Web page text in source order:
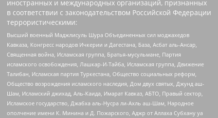
иностранных и международных организаций, признанных
в соответствии с законодательством Российской Федерации
террористическими:
Высший военный Маджлисуль Шура Объединенных сил моджахедов
Кавказа, Конгресс народов Ичкерии и Дагестана, База, Асбат аль-Ансар,
Священная война, Исламская группа, Братья-мусульмане, Партия
исламского освобождения, Лашкар-И-Тайба, Исламская группа, Движение
Талибан, Исламская партия Туркестана, Общество социальных реформ,
Общество возрождения исламского наследия, Дом двух святых, Джунд аш-
Шам, Исламский джихад, Аль-Каида, Имарат Кавказ, АБТО, Правый сектор,
Исламское государство, Джабха аль-Нусра ли-Ахль аш-Шам, Народное
ополчение имени К. Минина и Д. Пожарского, Аджр от Аллаха Субхану уа